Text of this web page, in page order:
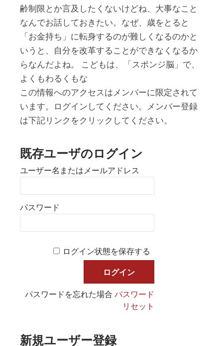
齢制限とか言及したくないけどね、大事なこと
なんでお話しておきたい。なぜ、歳をとると
「お金持ち」に転身するのが難しくなるのかと
いうと、自分を改革することができなくなるか
らなんだよね。 こどもは、「スポンジ脳」で、
よくもわるくもな
この情報へのアクセスはメンバーに限定されて
います。ログインしてください。メンバー登録
は下記リンクをクリックしてください。
既存ユーザのログイン
ユーザー名またはメールアドレス
パスワード
ログイン状態を保存する
パスワードを忘れた場合パスワード
リセット
新規ユーザー登録